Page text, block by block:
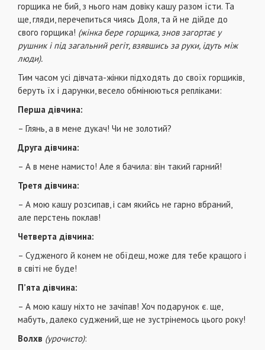
горщика не бий, з нього нам довіку кашу разом їсти. Та
ще, гляди, перечепиться чиясь Доля, та й не дійде до
свого горщика! (жінка бере горщика, знов загортає у
рушник і під загальний регіт, взявшись за руки, ідуть між
люди).
Тим часом усі дівчата-жінки підходять до своїх горщиків,
беруть їх і дарунки, весело обмінюються репліками:
Перша дівчина:
– Глянь, а в мене дукач! Чи не золотий?
Друга дівчина:
– А в мене намисто! Але я бачила: він такий гарний!
Третя дівчина:
– А мою кашу розсипав, і сам якийсь не гарно вбраний,
але перстень поклав!
Четверта дівчина:
– Судженого й конем не обїдеш, може для тебе кращого і
в світі не буде!
П’ята дівчина:
– А мою кашу ніхто не зачіпав! Хоч подарунок є. ще,
мабуть, далеко суджений, ще не зустрінемось цього року!
Волхв (урочисто):